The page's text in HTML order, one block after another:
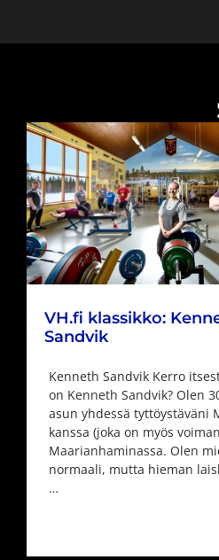
VH.fi klassikko:
Sandvik
Kenneth Sandvik Kerro
on Kenneth Sandvik? Olen
asun yhdessä tyttöystäväni
kanssa (joka on myös
Maarianhaminassa. Olen
normaali, mutta hieman
…